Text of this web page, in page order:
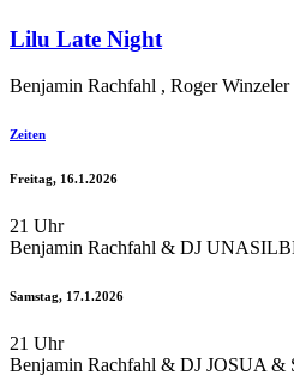
Lilu Late Night
Benjamin Rachfahl , Roger Winzeler
Zeiten
Freitag, 16.1.2026
21 Uhr
Benjamin Rachfahl & DJ
Samstag, 17.1.2026
21 Uhr
Benjamin Rachfahl & DJ JOSUA &